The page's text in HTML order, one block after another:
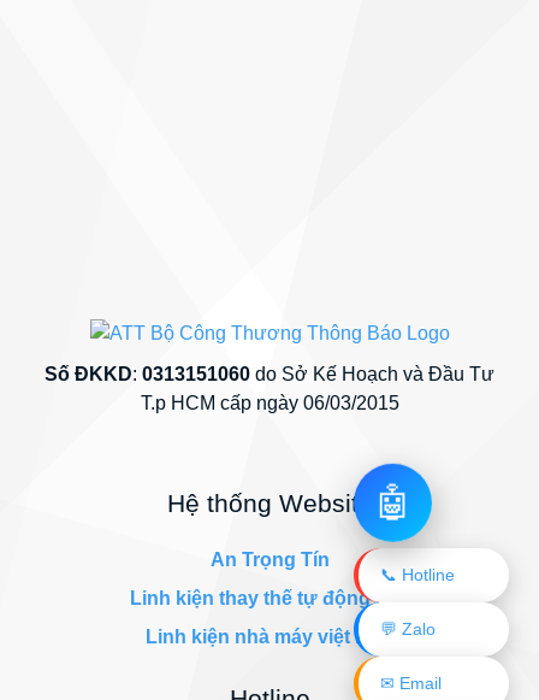
Số ĐKKD: 0313151060 do Sở Kế Hoạch và Đầu Tư
T.p HCM cấp ngày 06/03/2015
Hệ thống Website
An Trọng Tín
Linh kiện thay thế tự động hóa
Linh kiện nhà máy việt nam
🤖
📞 Hotline
💬 Zalo
✉ Email